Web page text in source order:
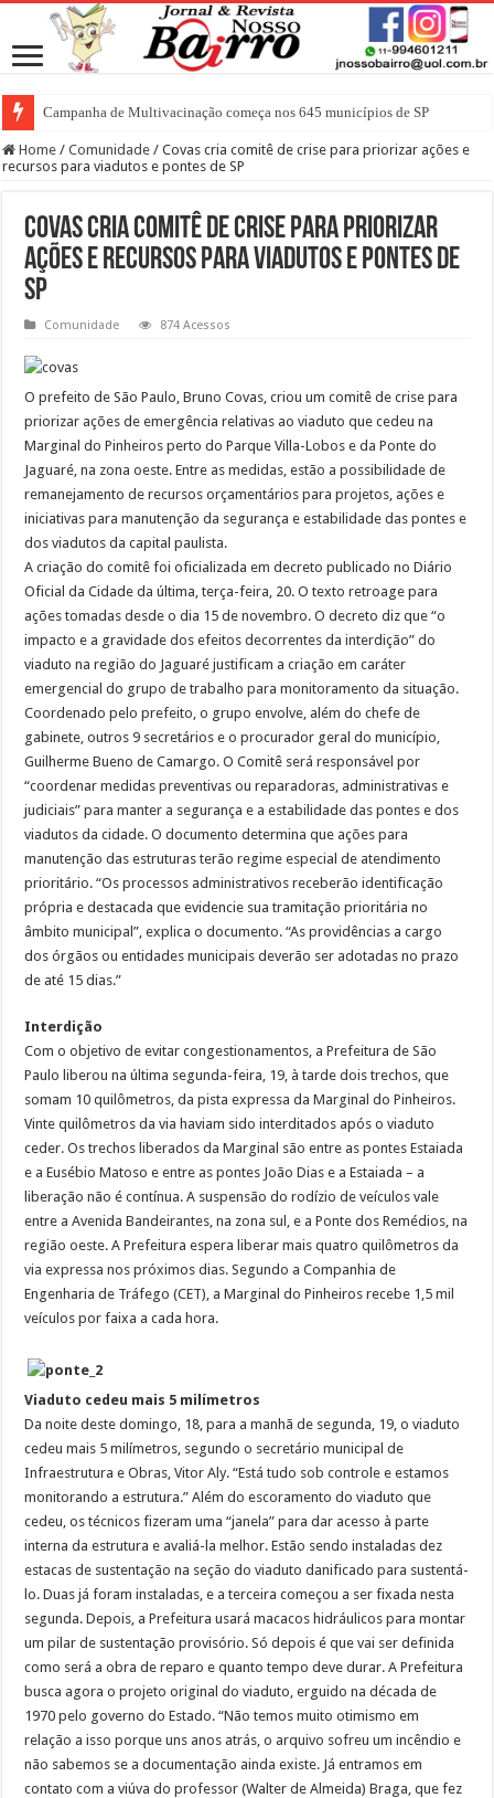
Campanha de Multivacinação começa nos 645 municípios de SP
Home / Comunidade / Covas cria comitê de crise para priorizar ações e
recursos para viadutos e pontes de SP
Covas cria comitê de crise para priorizar
ações e recursos para viadutos e pontes de
SP
Comunidade 874 Acessos
O prefeito de São Paulo, Bruno Covas, criou um comitê de crise para
priorizar ações de emergência relativas ao viaduto que cedeu na
Marginal do Pinheiros perto do Parque Villa-Lobos e da Ponte do
Jaguaré, na zona oeste. Entre as medidas, estão a possibilidade de
remanejamento de recursos orçamentários para projetos, ações e
iniciativas para manutenção da segurança e estabilidade das pontes e
dos viadutos da capital paulista.
A criação do comitê foi oficializada em decreto publicado no Diário
Oficial da Cidade da última, terça-feira, 20. O texto retroage para
ações tomadas desde o dia 15 de novembro. O decreto diz que “o
impacto e a gravidade dos efeitos decorrentes da interdição” do
viaduto na região do Jaguaré justificam a criação em caráter
emergencial do grupo de trabalho para monitoramento da situação.
Coordenado pelo prefeito, o grupo envolve, além do chefe de
gabinete, outros 9 secretários e o procurador geral do município,
Guilherme Bueno de Camargo. O Comitê será responsável por
“coordenar medidas preventivas ou reparadoras, administrativas e
judiciais” para manter a segurança e a estabilidade das pontes e dos
viadutos da cidade. O documento determina que ações para
manutenção das estruturas terão regime especial de atendimento
prioritário. “Os processos administrativos receberão identificação
própria e destacada que evidencie sua tramitação prioritária no
âmbito municipal”, explica o documento. “As providências a cargo
dos órgãos ou entidades municipais deverão ser adotadas no prazo
de até 15 dias.”
Interdição
Com o objetivo de evitar congestionamentos, a Prefeitura de São
Paulo liberou na última segunda-feira, 19, à tarde dois trechos, que
somam 10 quilômetros, da pista expressa da Marginal do Pinheiros.
Vinte quilômetros da via haviam sido interditados após o viaduto
ceder. Os trechos liberados da Marginal são entre as pontes Estaiada
e a Eusébio Matoso e entre as pontes João Dias e a Estaiada – a
liberação não é contínua. A suspensão do rodízio de veículos vale
entre a Avenida Bandeirantes, na zona sul, e a Ponte dos Remédios, na
região oeste. A Prefeitura espera liberar mais quatro quilômetros da
via expressa nos próximos dias. Segundo a Companhia de
Engenharia de Tráfego (CET), a Marginal do Pinheiros recebe 1,5 mil
veículos por faixa a cada hora.
Viaduto cedeu mais 5 milímetros
Da noite deste domingo, 18, para a manhã de segunda, 19, o viaduto
cedeu mais 5 milímetros, segundo o secretário municipal de
Infraestrutura e Obras, Vitor Aly. “Está tudo sob controle e estamos
monitorando a estrutura.” Além do escoramento do viaduto que
cedeu, os técnicos fizeram uma “janela” para dar acesso à parte
interna da estrutura e avaliá-la melhor. Estão sendo instaladas dez
estacas de sustentação na seção do viaduto danificado para sustentá-
lo. Duas já foram instaladas, e a terceira começou a ser fixada nesta
segunda. Depois, a Prefeitura usará macacos hidráulicos para montar
um pilar de sustentação provisório. Só depois é que vai ser definida
como será a obra de reparo e quanto tempo deve durar. A Prefeitura
busca agora o projeto original do viaduto, erguido na década de
1970 pelo governo do Estado. “Não temos muito otimismo em
relação a isso porque uns anos atrás, o arquivo sofreu um incêndio e
não sabemos se a documentação ainda existe. Já entramos em
contato com a viúva do professor (Walter de Almeida) Braga, que fez